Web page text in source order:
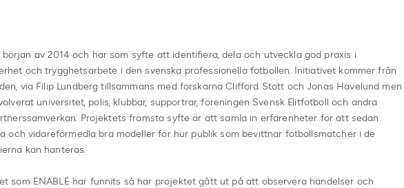
början av 2014 och har som syfte att identifiera, dela och utveckla god praxis i
och trygghetsarbete i den svenska professionella fotbollen. Initiativet kommer från
via Filip Lundberg tillsammans med forskarna Clifford Stott och Jonas Havelund men
universitet, polis, klubbar, supportrar, föreningen Svensk Elitfotboll och andra
Projektets främsta syfte är att samla in erfarenheter för att sedan
och vidareförmedla bra modeller för hur publik som bevittnar fotbollsmatcher i de
kan hanteras.
som ENABLE har funnits så har projektet gått ut på att observera händelser och